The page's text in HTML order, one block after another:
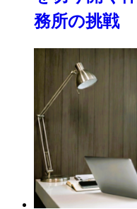
務所の挑戦